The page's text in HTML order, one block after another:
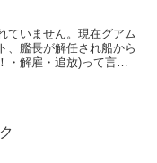
ていません。現在グアム
、艦長が解任され船から
・解雇・追放)って言う